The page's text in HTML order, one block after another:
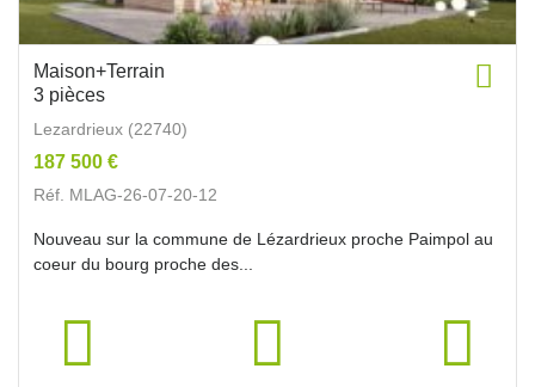
Maison+Terrain
3 pièces
Lezardrieux (22740)
187 500 €
Réf. MLAG-26-07-20-12
Nouveau sur la commune de Lézardrieux proche Paimpol au
coeur du bourg proche des...